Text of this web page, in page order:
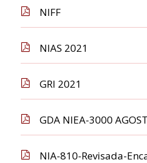
NIFF
NIAS 2021
GRI 2021
GDA NIEA-3000
NIA-810-Revisada-